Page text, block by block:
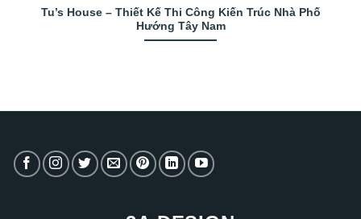
Tu’s House – Thiết Kế Thi Công Kiến Trúc Nhà Phố
Hướng Tây Nam